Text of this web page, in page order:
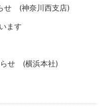
せ (神奈川西支店)
ます
らせ (横浜本社)